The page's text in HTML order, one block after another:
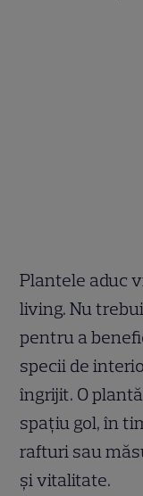
Plantele aduc
living. Nu
pentru a
specii de
îngrijit. O
spațiu gol, în
rafturi sau
și vitalitate.